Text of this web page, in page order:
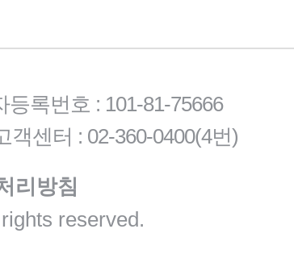
등록번호 : 101-81-75666
객센터 : 02-360-0400(4번)
리방침
reserved.